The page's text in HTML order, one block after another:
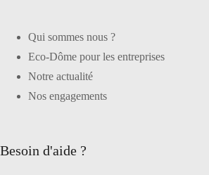
Qui sommes nous ?
Eco-Dôme pour les entreprises
Notre actualité
Nos engagements
Besoin d'aide ?